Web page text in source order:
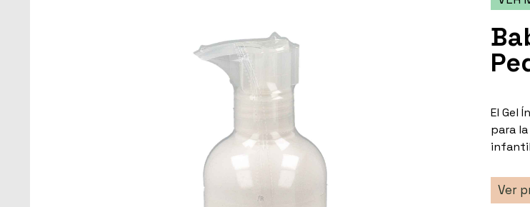
El Gel
para
infantil
Ver